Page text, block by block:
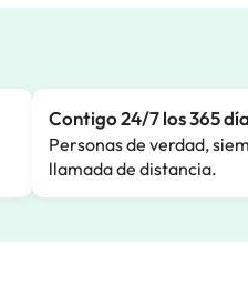
Contigo 24/7 los 365
Personas de verdad,
llamada de distancia.